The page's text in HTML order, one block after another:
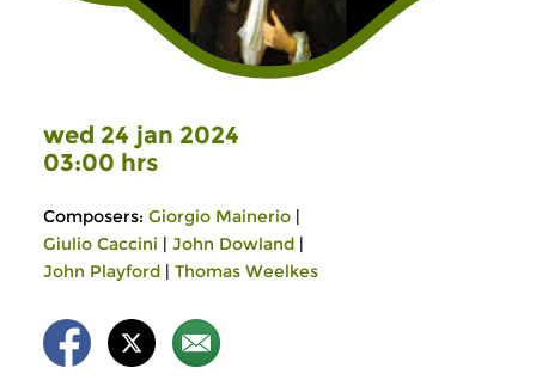
wed 24 jan 2024
03:00 hrs
Composers: Giorgio Mainerio |
Giulio Caccini | John Dowland |
John Playford | Thomas Weelkes